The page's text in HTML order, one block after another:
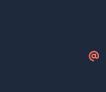
Tonede ruder